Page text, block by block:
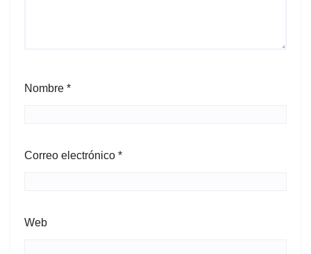
Nombre *
Correo electrónico *
Web